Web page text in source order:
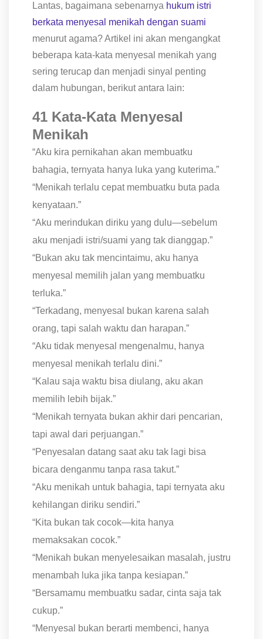
Lantas, bagaimana sebenarnya hukum istri
berkata menyesal menikah dengan suami
menurut agama? Artikel ini akan mengangkat
beberapa kata-kata menyesal menikah yang
sering terucap dan menjadi sinyal penting
dalam hubungan, berikut antara lain:
41 Kata-Kata Menyesal
Menikah
“Aku kira pernikahan akan membuatku
bahagia, ternyata hanya luka yang kuterima.”
“Menikah terlalu cepat membuatku buta pada
kenyataan.”
“Aku merindukan diriku yang dulu—sebelum
aku menjadi istri/suami yang tak dianggap.”
“Bukan aku tak mencintaimu, aku hanya
menyesal memilih jalan yang membuatku
terluka.”
“Terkadang, menyesal bukan karena salah
orang, tapi salah waktu dan harapan.”
“Aku tidak menyesal mengenalmu, hanya
menyesal menikah terlalu dini.”
“Kalau saja waktu bisa diulang, aku akan
memilih lebih bijak.”
“Menikah ternyata bukan akhir dari pencarian,
tapi awal dari perjuangan.”
“Penyesalan datang saat aku tak lagi bisa
bicara denganmu tanpa rasa takut.”
“Aku menikah untuk bahagia, tapi ternyata aku
kehilangan diriku sendiri.”
“Kita bukan tak cocok—kita hanya
memaksakan cocok.”
“Menikah bukan menyelesaikan masalah, justru
menambah luka jika tanpa kesiapan.”
“Bersamamu membuatku sadar, cinta saja tak
cukup.”
“Menyesal bukan berarti membenci, hanya